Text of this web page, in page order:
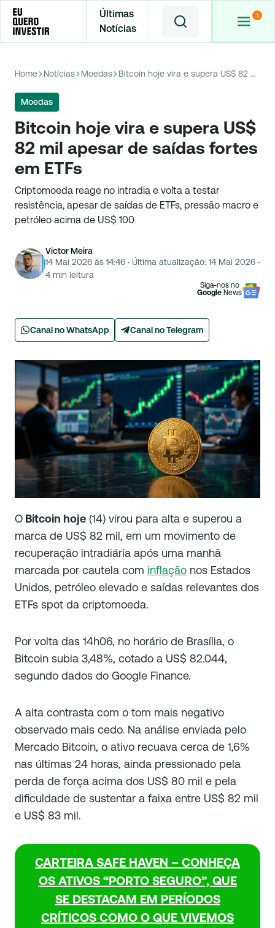
Últimas
Notícias
Home Notícias Moedas Bitcoin hoje vira e supera US$ 82 mil apesar de saídas fortes em ETFs
Moedas
Bitcoin hoje vira e supera US$
82 mil apesar de saídas fortes
em ETFs
Criptomoeda reage no intradia e volta a testar
resistência, apesar de saídas de ETFs, pressão macro e
petróleo acima de US$ 100
Victor Meira
14 Mai 2026 às 14:46 · Última atualização: 14 Mai 2026 ·
4min leitura
Siga-nos no
Google News
Canal no WhatsApp Canal no Telegram
O Bitcoin hoje (14) virou para alta e superou a
marca de US$ 82 mil, em um movimento de
recuperação intradiária após uma manhã
marcada por cautela com inflação nos Estados
Unidos, petróleo elevado e saídas relevantes dos
ETFs spot da criptomoeda.
Por volta das 14h06, no horário de Brasília, o
Bitcoin subia 3,48%, cotado a US$ 82.044,
segundo dados do Google Finance.
A alta contrasta com o tom mais negativo
observado mais cedo. Na análise enviada pelo
Mercado Bitcoin, o ativo recuava cerca de 1,6%
nas últimas 24 horas, ainda pressionado pela
perda de força acima dos US$ 80 mil e pela
dificuldade de sustentar a faixa entre US$ 82 mil
e US$ 83 mil.
CARTEIRA SAFE HAVEN – CONHEÇA
OS ATIVOS “PORTO SEGURO”, QUE
SE DESTACAM EM PERÍODOS
CRÍTICOS COMO O QUE VIVEMOS